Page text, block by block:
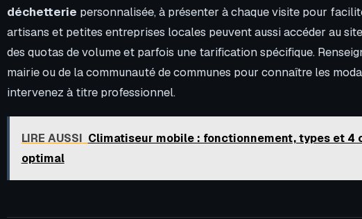
déchetterie personnalisée, à présenter à chaque visite pour
artisans et petites entreprises locales peuvent aussi accéder au
des quotas de volume et parfois une tarification spécifique.
mairie ou de la communauté de communes pour connaître les
intervenez à titre professionnel.
LIRE AUSSI Climatiseur mobile : fonctionnement, types et 4
optimal